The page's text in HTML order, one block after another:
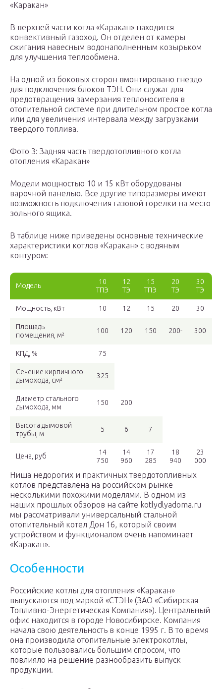
«Каракан»
В верхней части котла «Каракан» находится
конвективный газоход. Он отделен от камеры
сжигания навесным водонаполненным козырьком
для улучшения теплообмена.
На одной из боковых сторон вмонтировано гнездо
для подключения блоков ТЭН. Они служат для
предотвращения замерзания теплоносителя в
отопительной системе при длительном простое котла
или для увеличения интервала между загрузками
твердого топлива.
Фото 3: Задняя часть твердотопливного котла
отопления «Каракан»
Модели мощностью 10 и 15 кВт оборудованы
варочной панелью. Все другие типоразмеры имеют
возможность подключения газовой горелки на место
зольного ящика.
В таблице ниже приведены основные технические
характеристики котлов «Каракан» с водяным
контуром:
Модель
10
ТПЭ
12
ТЭ
15
ТПЭ
20
ТЭ
30
ТЭ
Мощность, кВт 10 12 15 20 30
Площадь
помещения, м²
100 120 150 200- 300
КПД, % 75
Сечение кирпичного
дымохода, см²
325
Диаметр стального
дымохода, мм
150 200
Высота дымовой
трубы, м
5 6 7
Цена, руб
14
750
14
960
17
285
18
940
23
000
Ниша недорогих и практичных твердотопливных
котлов представлена на российском рынке
несколькими похожими моделями. В одном из
наших прошлых обзоров на сайте kotlydlyadoma.ru
мы рассматривали универсальный стальной
отопительный котел Дон 16, который своим
устройством и функционалом очень напоминает
«Каракан».
Особенности
Российские котлы для отопления «Каракан»
выпускаются под маркой «СТЭН» (ЗАО «Сибирская
Топливно-Энергетическая Компания»). Центральный
офис находится в городе Новосибирске. Компания
начала свою деятельность в конце 1995 г. В то время
она производила отопительные электрокотлы,
которые пользовались большим спросом, что
повлияло на решение разнообразить выпуск
продукции.